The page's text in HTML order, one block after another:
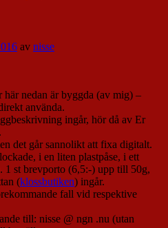
av nisse
nedan är byggda (av mig) –
använda.
ingår, hör då av Er
det går sannolikt att fixa digitalt.
i en liten plastpåse, i ett
1 st brevporto (6,5:-) upp till 50g,
(klossbutiken) ingår.
fall vid respektive
till: nisse @ ngn .nu (utan